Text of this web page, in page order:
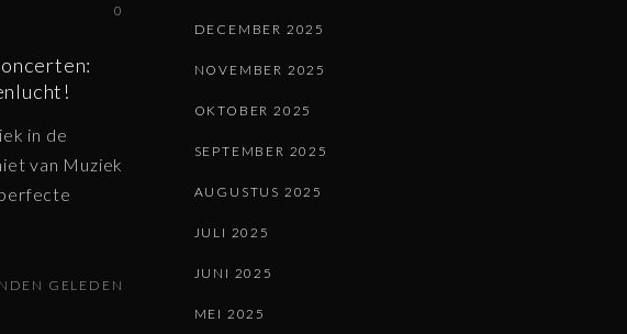
0
in de
van Muziek
GELEDEN
DECEMBER 2025
NOVEMBER 2025
OKTOBER 2025
SEPTEMBER 2025
AUGUSTUS 2025
JULI 2025
JUNI 2025
MEI 2025